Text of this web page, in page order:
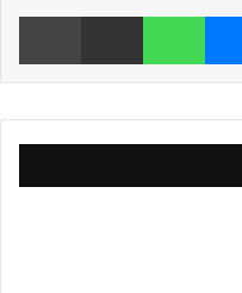
ماسنجر واتساب مشاركة عبر البريد